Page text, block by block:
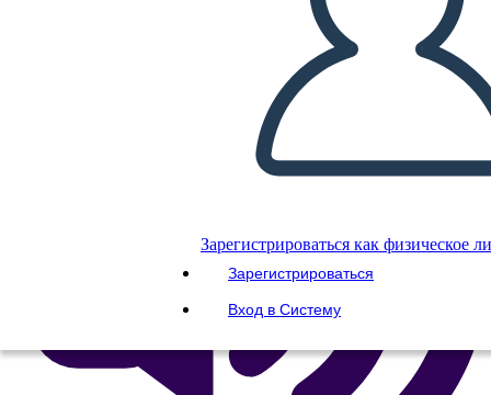
Зарегистрироваться как физическое
Зарегистрироваться
Вход в Систему
ПОЧИТАЙ МНЕ